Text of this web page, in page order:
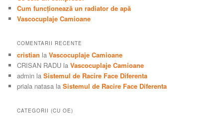
Cum funcţionează un radiator de apă
Vascocuplaje Camioane
COMENTARII RECENTE
cristian laVascocuplaje Camioane
CRISAN RADU laVascocuplaje Camioane
admin laSistemul de Racire Face Diferenta
priala natasa laSistemul de Racire Face Diferenta
CATEGORII (CU OE)